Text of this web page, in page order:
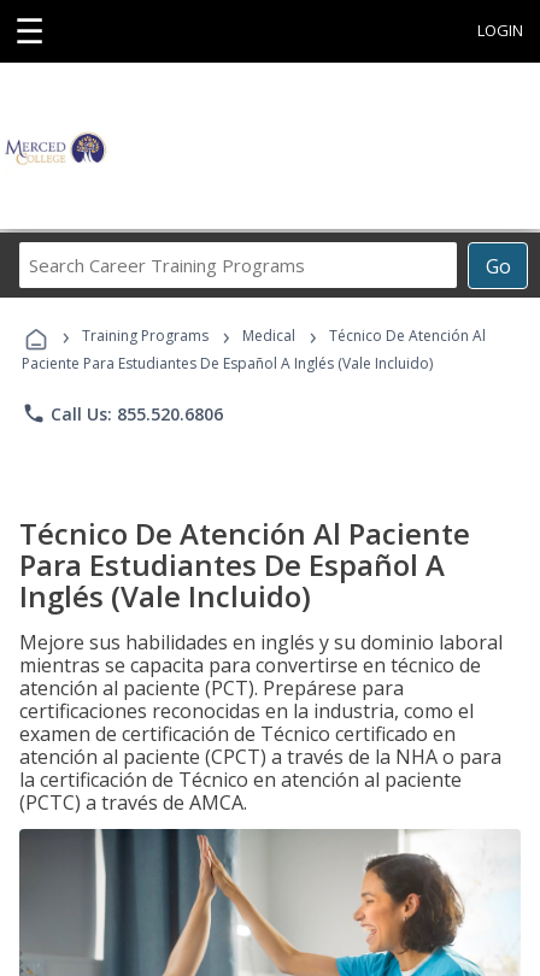
☰ LOGIN
Go
Career
Programs
› Training Programs › Medical ›
Técnico De Atención Al
Paciente Para Estudiantes De Español A Inglés (Vale Incluido)
phone Call Us: 855.520.6806
Técnico De Atención Al Paciente
Para Estudiantes De Español A
Inglés (Vale Incluido)
Mejore sus habilidades en inglés y su dominio laboral
mientras se capacita para convertirse en técnico de
atención al paciente (PCT). Prepárese para
certificaciones reconocidas en la industria, como el
examen de certificación de Técnico certificado en
atención al paciente (CPCT) a través de la NHA o para
la certificación de Técnico en atención al paciente
(PCTC) a través de AMCA.